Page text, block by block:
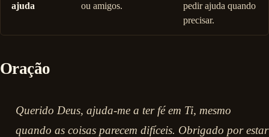
ajuda
ou amigos.
pedir ajuda quando
precisar.
Oração
Querido Deus, ajuda-me a ter fé em Ti, mesmo
quando as coisas parecem difíceis. Obrigado por estar